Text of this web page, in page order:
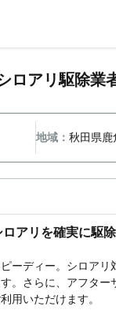
ロアリ駆除業
地域：秋田県鹿
アリを確実に駆
ーディー。シロア
。さらに、アフター
用いただけます。